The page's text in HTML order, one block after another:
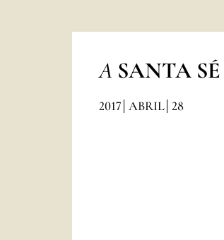
A SANTA SÉ
2017 ABRIL 28